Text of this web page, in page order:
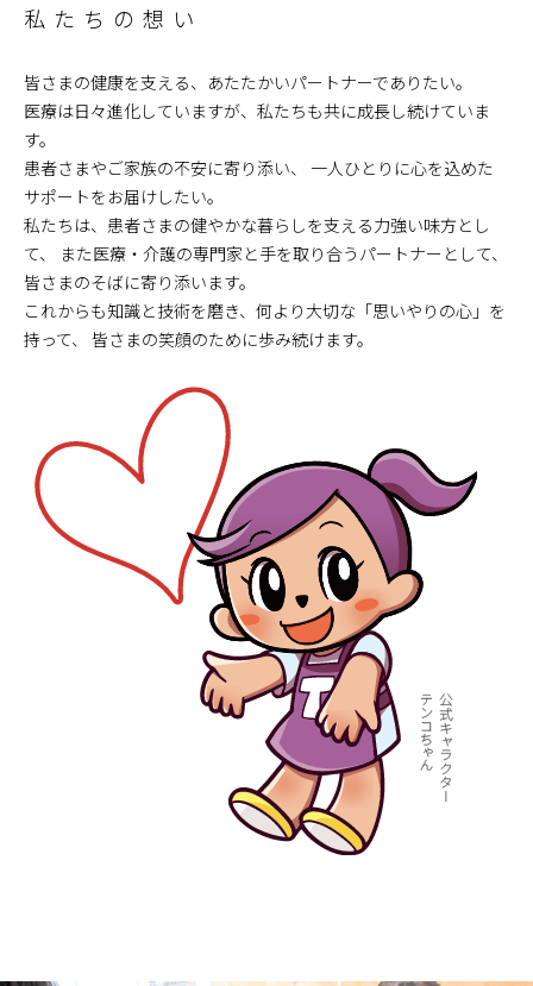
私たちの想い
皆さまの健康を支える、あたたかいパートナーでありたい。
医療は日々進化していますが、私たちも共に成長し続けていま
す。
患者さまやご家族の不安に寄り添い、
一人ひとりに心を込めた
サポートをお届けしたい。
私たちは、患者さまの健やかな暮らしを支える力強い味方とし
て、
また医療・介護の専門家と手を取り合うパートナーとして、
皆さまのそばに寄り添います。
これからも知識と技術を磨き、何より大切な「思いやりの心」を
持って、
皆さまの笑顔のために歩み続けます。